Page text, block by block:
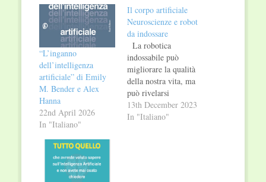
“L’inganno
dell’intelligenza
artificiale” di Emily
M. Bender e Alex
Hanna
22nd April 2026
In "Italiano"
Il corpo artificiale
Neuroscienze e robot
da indossare
La robotica
indossabile può
migliorare la qualità
della nostra vita, ma
può rivelarsi
fondamentale nella
riabilitazione di chi ha
13th December 2023
In "Italiano"